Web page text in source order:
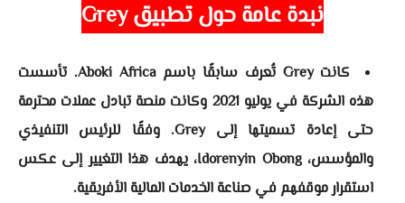
نبدة عامة حول تطبيق Grey
كانت Grey تُعرف سابقًا باسم Aboki Africa. تأسست
هذه الشركة في يوليو 2021 وكانت منصة تبادل عملات محترمة
حتى إعادة تسميتها إلى Grey. وفقًا للرئيس التنفيذي
والمؤسس، Idorenyin Obong، يهدف هذا التغيير إلى عكس
استقرار موقفهم في صناعة الخدمات المالية الأفريقية.